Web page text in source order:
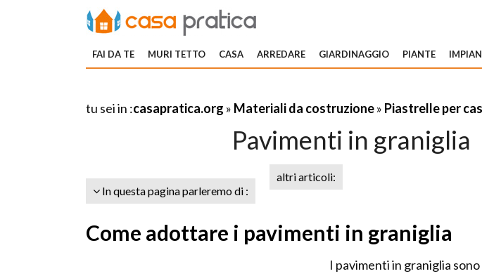
FAI DA TE MURI TETTO CASA ARREDARE GIARDINAGGIO PIANTE
tu sei in :casapratica.org » Materiali da costruzione» Piastrelle per
Pavimenti in graniglia
In questa pagina parleremo di :
altri articoli:
Come adottare i pavimenti in graniglia
I pavimenti in graniglia